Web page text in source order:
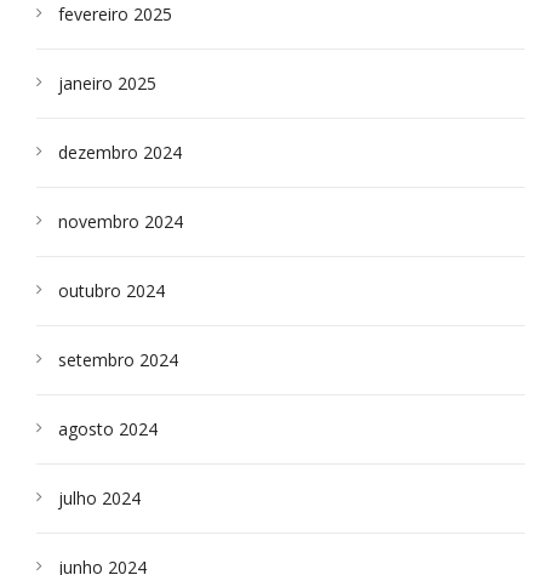
fevereiro 2025
janeiro 2025
dezembro 2024
novembro 2024
outubro 2024
setembro 2024
agosto 2024
julho 2024
junho 2024